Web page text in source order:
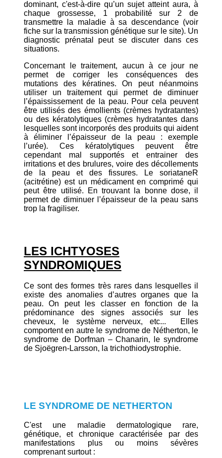
dominant, c'est-à-dire qu’un sujet atteint aura, à
chaque grossesse, 1 probabilité sur 2 de
transmettre la maladie à sa descendance (voir
fiche sur la transmission génétique sur le site). Un
diagnostic prénatal peut se discuter dans ces
situations.
Concernant le traitement, aucun à ce jour ne
permet de corriger les conséquences des
mutations des kératines. On peut néanmoins
utiliser un traitement qui permet de diminuer
l’épaississement de la peau. Pour cela peuvent
être utilisés des émollients (crèmes hydratantes)
ou des kératolytiques (crèmes hydratantes dans
lesquelles sont incorporés des produits qui aident
à éliminer l’épaisseur de la peau : exemple
l’urée). Ces kératolytiques peuvent être
cependant mal supportés et entrainer des
irritations et des brulures, voire des décollements
de la peau et des fissures. Le soriataneR
(acitrétine) est un médicament en comprimé qui
peut être utilisé. En trouvant la bonne dose, il
permet de diminuer l’épaisseur de la peau sans
trop la fragiliser.
LES ICHTYOSES
SYNDROMIQUES
Ce sont des formes très rares dans lesquelles il
existe des anomalies d’autres organes que la
peau. On peut les classer en fonction de la
prédominance des signes associés sur les
cheveux, le système nerveux, etc... Elles
comportent en autre le syndrome de Nétherton, le
syndrome de Dorfman – Chanarin, le syndrome
de Sjoëgren-Larsson, la trichothiodystrophie.
LE SYNDROME DE NETHERTON
C'est une maladie dermatologique rare,
génétique, et chronique caractérisée par des
manifestations plus ou moins sévères
comprenant surtout :